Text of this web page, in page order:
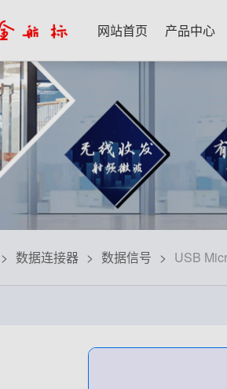
网站首页 产品中心
产品中心
射频微波天线
射频线转接线
板端座子弹片
滤波器双工器
信号开关
新闻资讯
每日芯闻
行业资讯
三八八问
人文荟萃
华强北小百科
技术应用
每日一品
应用案例
技术交流
名家专栏
宋仕强
林雪萍
齐大峰
刘大成
朱军山
关于我们
关于我们
联系我们
用户协议
隐私政策
免费样品
数据连接器 数据信号 USB